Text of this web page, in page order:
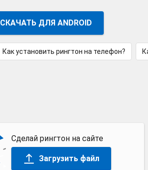
СКАЧАТЬ ДЛЯ ANDROID
Как установить рингтон на телефон?
Сделай рингтон на сайте
Загрузить файл